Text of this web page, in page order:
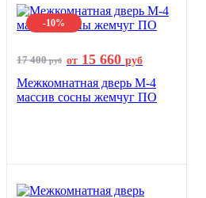
-10%
17 400руб от 15 660 руб
Межкомнатная дверь М-4
массив сосны жемчуг ПО